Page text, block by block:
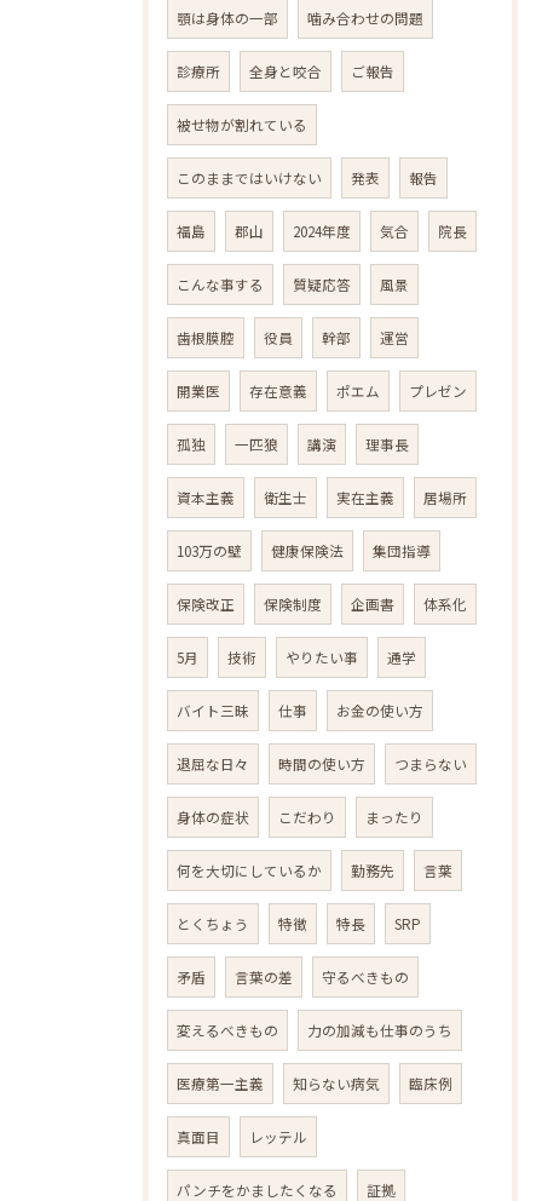
顎は身体の一部 噛み合わせの問題
診療所 全身と咬合 ご報告
被せ物が割れている
このままではいけない 発表 報告
福島 郡山 2024年度 気合 院長
こんな事する 質疑応答 風景
歯根膜腔 役員 幹部 運営
開業医 存在意義 ポエム プレゼン
孤独 一匹狼 講演 理事長
資本主義 衛生士 実在主義 居場所
103万の壁 健康保険法 集団指導
保険改正 保険制度 企画書 体系化
5月 技術 やりたい事 通学
バイト三昧 仕事 お金の使い方
退屈な日々 時間の使い方 つまらない
身体の症状 こだわり まったり
何を大切にしているか 勤務先 言葉
とくちょう 特徴 特長 SRP
矛盾 言葉の差 守るべきもの
変えるべきもの 力の加減も仕事のうち
医療第一主義 知らない病気 臨床例
真面目 レッテル
パンチをかましたくなる 証拠